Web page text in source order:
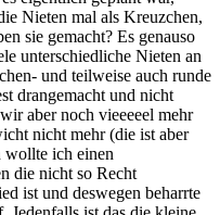
Nieten mal als Kreuzchen,
sie gemacht? Es genauso
unterschiedliche Nieten an
und teilweise auch runde
drangemacht und nicht
aber noch vieeeeel mehr
nicht mehr (die ist aber
ich einen
die nicht so Recht
ist und deswegen beharrte